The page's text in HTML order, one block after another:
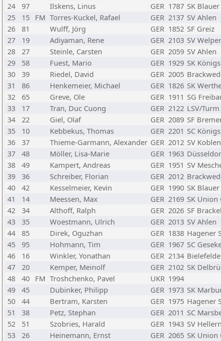
24
97 Ilskens, Linus GER 1787 SK
25
15 FM Torres-Kuckel, Rafael GER 2137 SV Ahlen
26
81 Wulff, Jörg GER 1852 SF Greiz
27
19 Adiyaman, Rene GER 2103 SV Welper
28
27 Steinle, Carsten GER 2059 SV Ahlen
29
58 Fuest, Mario GER 1929 SK
30
39 Riedel, David GER 2005
31
86 Henkemeier, Michael GER 1826 SK
32
65 Greve, Ole GER 1911 SG
33
17 Tran, Duc Cuong GER 2122 LSV/
34
22 Giel, Olaf GER 2089 SF
35
10 Kebbekus, Thomas GER 2201 SC
36
37 Thieme-Garmann, Alexander GER 2012 SV
37
48 Möller, Lisa-Marie GER 1963
38
49 Kampert, Andreas GER 1951 SV
39
36 Schreiber, Florian GER 2012
40
42 Kesselmeier, Kevin GER 1990 SK
41
14 Meessen, Max GER 2169 SK
42
34 Althoff, Ralph GER 2026 SF
43
35 Woestmann, Ulrich GER 2013 SV Ahlen
44
85 Direk, Oguzhan GER 1838 Hagener
45
95 Hohmann, Tim GER 1967 SC
46
16 Winkler, Yonathan GER 2134
47
20 Kemper, Meinolf GER 2102 SK
48
40 FM Troshchenko, Pavel UKR 1994
49
45 Dubinker, Philipp GER 1973 SK
50
44 Bertram, Karsten GER 1975 Hagener
51
38 Petz, Stephan GER 2011 SC
52
51 Szobries, Harald GER 1943 SV
53
26 Heinemann, Ernst GER 2065 SK